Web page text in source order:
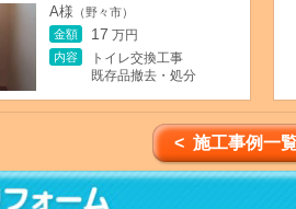
A様 （野々市）
金額
17 万円
内容
トイレ交換工事
既存品撤去・処分
< 施工事例一